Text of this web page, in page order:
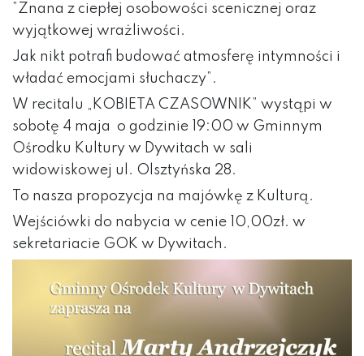
”Znana z ciepłej osobowości scenicznej oraz
wyjątkowej wrażliwości.
Jak nikt potrafi budować atmosferę intymności i
władać emocjami słuchaczy”.
W recitalu „KOBIETA CZASOWNIK” wystąpi w
sobotę 4 maja o godzinie 19:00 w Gminnym
Ośrodku Kultury w Dywitach w sali
widowiskowej ul. Olsztyńska 28.
To nasza propozycja na majówkę z Kulturą.
Wejściówki do nabycia w cenie 10,00zł. w
sekretariacie GOK w Dywitach.